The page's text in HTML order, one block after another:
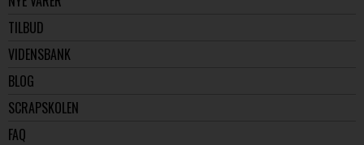
TILBUD
VIDENSBANK
BLOG
SCRAPSKOLEN
FAQ